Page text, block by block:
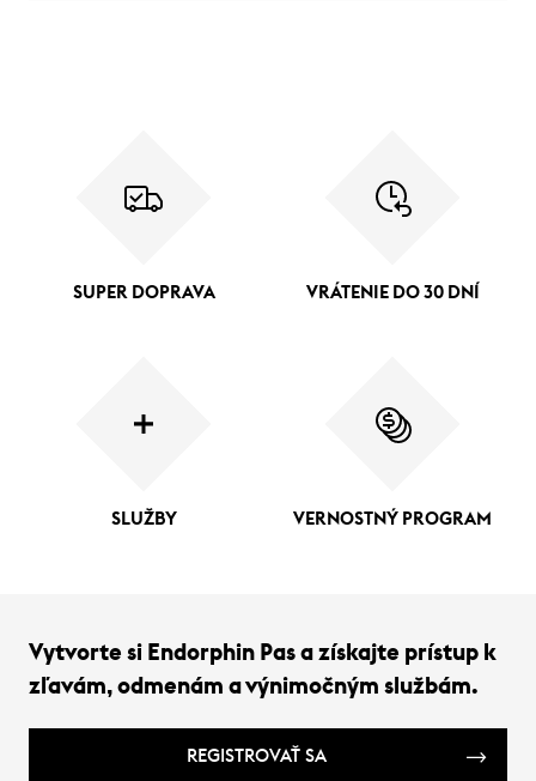
SUPER DOPRAVA VRÁTENIE DO 30 DNÍ
SLUŽBY VERNOSTNÝ PROGRAM
Vytvorte si Endorphin Pas a získajte prístup k
zľavám, odmenám a výnimočným službám.
REGISTROVAŤ SA